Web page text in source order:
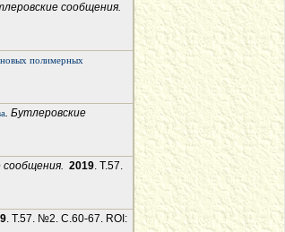
сообщения.
полимерных
. Бутлеровские
сообщения. 2019. Т.57.
. Т.57. №2. С.60-67. ROI: